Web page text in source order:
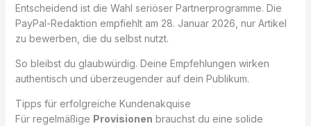
Entscheidend ist die Wahl seriöser Partnerprogramme. Die
PayPal-Redaktion empfiehlt am 28. Januar 2026, nur Artikel
zu bewerben, die du selbst nutzt.
So bleibst du glaubwürdig. Deine Empfehlungen wirken
authentisch und überzeugender auf dein Publikum.
Tipps für erfolgreiche Kundenakquise
Für regelmäßige Provisionen brauchst du eine solide